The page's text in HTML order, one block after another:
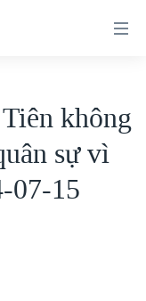
không
sự vì
07-15